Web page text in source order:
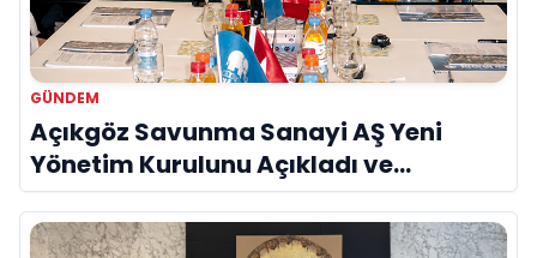
GÜNDEM
Açıkgöz Savunma Sanayi AŞ Yeni
Yönetim Kurulunu Açıkladı ve
Savunma Sanayinde Küresel Vizyon
Vurgusu